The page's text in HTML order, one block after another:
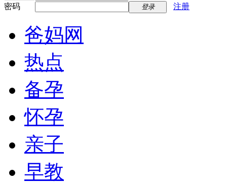
密码
登录 注册
爸妈网
热点
备孕
怀孕
亲子
早教